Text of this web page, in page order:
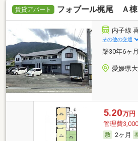
賃貸アパート フォブール梶尾 Ａ棟
内子線
その他の交通
築30年6ヶ
愛媛県
5.20万円
管理費
2ヶ月